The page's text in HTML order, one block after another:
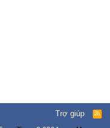
Trợ giúp
R